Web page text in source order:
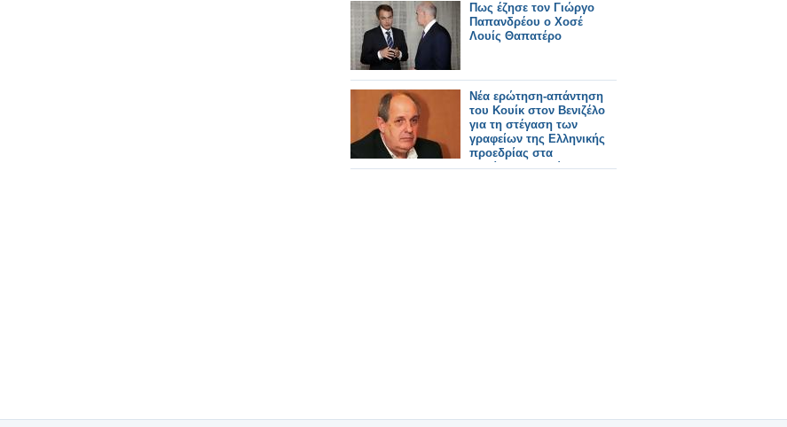
Πως έζησε τον Γιώργο
Παπανδρέου ο Χοσέ
Λουίς Θαπατέρο
Νέα ερώτηση-απάντηση
του Κουίκ στον Βενιζέλο
για τη στέγαση των
γραφείων της Ελληνικής
προεδρίας στα
ξενοίκιαστα πρώην